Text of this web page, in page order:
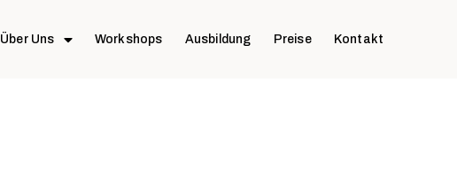
Über Uns Workshops Ausbildung Preise Kontakt